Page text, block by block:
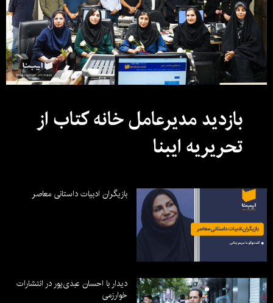
بازدید مدیرعامل خانه کتاب از
تحریریه ایبنا
بازیگران ادبیات داستانی معاصر
دیدار با احسان عبدی‌پور در انتشارات
خوارزمی